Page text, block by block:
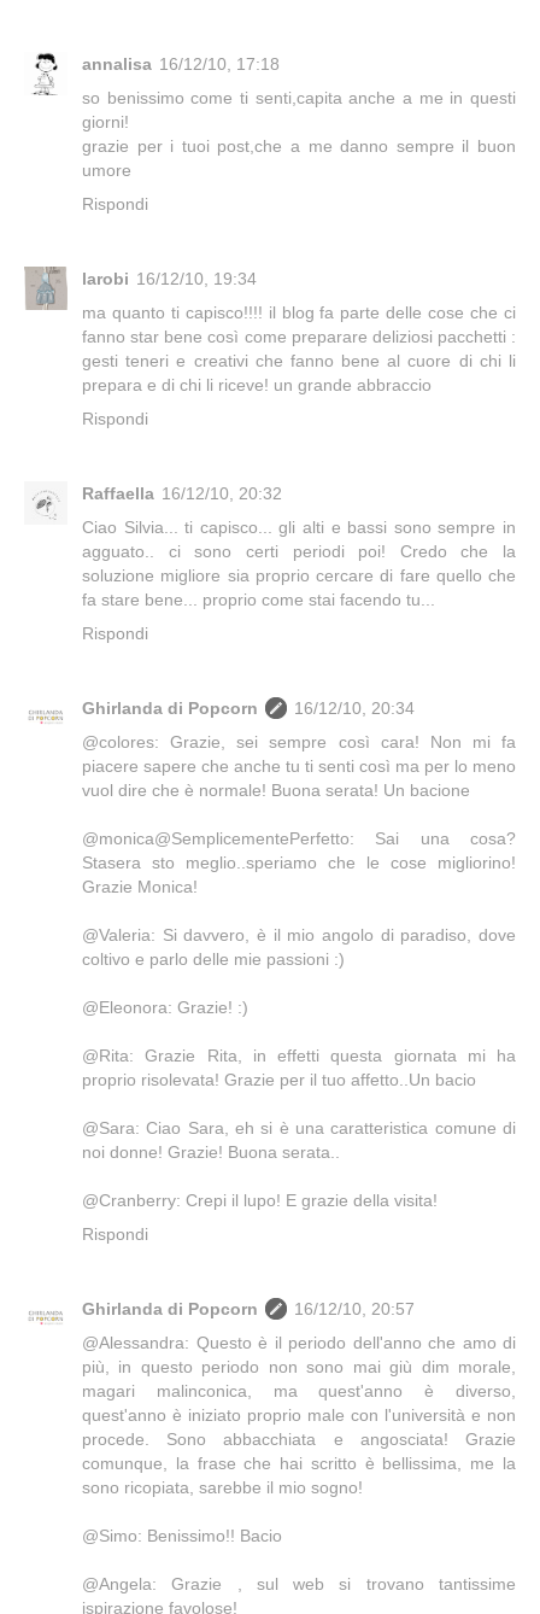
annalisa 16/12/10, 17:18
so benissimo come ti senti,capita anche a me in questi
giorni!
grazie per i tuoi post,che a me danno sempre il buon
umore
Rispondi
larobi 16/12/10, 19:34
ma quanto ti capisco!!!! il blog fa parte delle cose che ci
fanno star bene così come preparare deliziosi pacchetti :
gesti teneri e creativi che fanno bene al cuore di chi li
prepara e di chi li riceve! un grande abbraccio
Rispondi
Raffaella 16/12/10, 20:32
Ciao Silvia... ti capisco... gli alti e bassi sono sempre in
agguato.. ci sono certi periodi poi! Credo che la
soluzione migliore sia proprio cercare di fare quello che
fa stare bene... proprio come stai facendo tu...
Rispondi
Ghirlanda di Popcorn
16/12/10, 20:34
@colores: Grazie, sei sempre così cara! Non mi fa
piacere sapere che anche tu ti senti così ma per lo meno
vuol dire che è normale! Buona serata! Un bacione
@monica@SemplicementePerfetto: Sai una cosa?
Stasera sto meglio..speriamo che le cose migliorino!
Grazie Monica!
@Valeria: Si davvero, è il mio angolo di paradiso, dove
coltivo e parlo delle mie passioni :)
@Eleonora: Grazie! :)
@Rita: Grazie Rita, in effetti questa giornata mi ha
proprio risolevata! Grazie per il tuo affetto..Un bacio
@Sara: Ciao Sara, eh si è una caratteristica comune di
noi donne! Grazie! Buona serata..
@Cranberry: Crepi il lupo! E grazie della visita!
Rispondi
Ghirlanda di Popcorn
16/12/10, 20:57
@Alessandra: Questo è il periodo dell'anno che amo di
più, in questo periodo non sono mai giù dim morale,
magari malinconica, ma quest'anno è diverso,
quest'anno è iniziato proprio male con l'università e non
procede. Sono abbacchiata e angosciata! Grazie
comunque, la frase che hai scritto è bellissima, me la
sono ricopiata, sarebbe il mio sogno!
@Simo: Benissimo!! Bacio
@Angela: Grazie , sul web si trovano tantissime
ispirazione favolose!